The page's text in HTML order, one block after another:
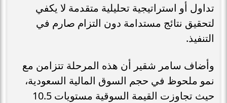
تداول أو استراتيجية تحليلية متقدمة لا يكفي
لتحقيق نتائج مستدامة دون التزام صارم في
التنفيذ.
وأضاف سامر شقير أن هذه المرحلة تتزامن مع
نمو ملحوظ في حجم السوق المالية السعودية،
حيث تجاوزت القيمة السوقية مستويات 10.5